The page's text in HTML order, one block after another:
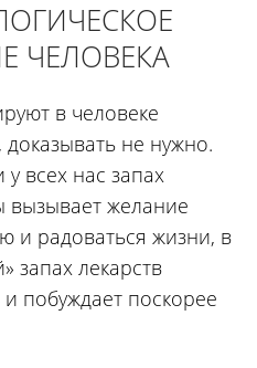
ЧЕЛОВЕКА
в человеке
не нужно.
всех нас запах
вызывает желание
и радоваться жизни, в
запах лекарств
побуждает поскорее